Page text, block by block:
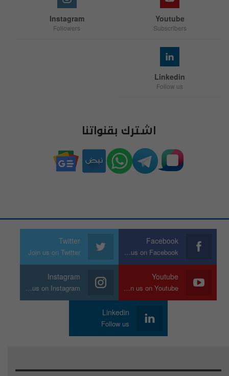
Youtube
Subscribers
Instagram
Followers
Linkedin
Follow us
اشترك بقنواتنا
Facebook
Join us on Facebook
Twitter
Join us on Twitter
Youtube
Join us on Youtube
Instagram
Join us on Instagram
Linkedin
Follow us